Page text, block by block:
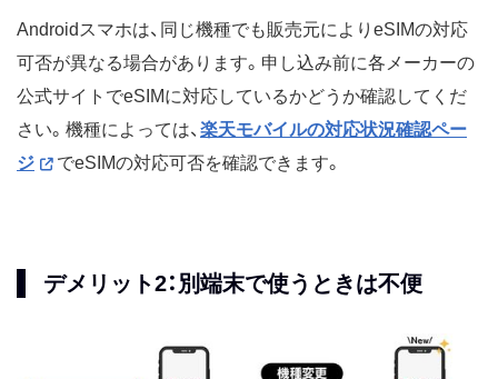
Androidスマホは、同じ機種でも販売元によりeSIMの対応
可否が異なる場合があります。申し込み前に各メーカーの
公式サイトでeSIMに対応しているかどうか確認してくだ
さい。機種によっては、 楽天モバイルの対応状況確認ペー
ジ
でeSIMの対応可否を確認できます。
デメリット2：別端末で使うときは不便